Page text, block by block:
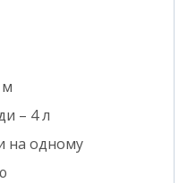
– 4 л
на одному